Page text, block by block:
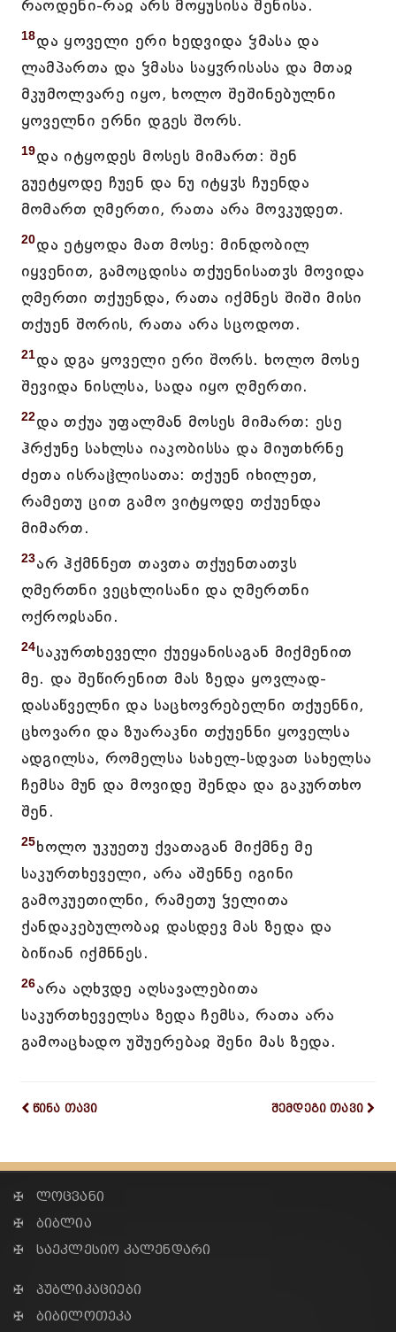
რაოდენი-რაჲ არს მოყუსისა შენისა.
18და ყოველი ერი ხედვიდა ჴმასა და
ლამპართა და ჴმასა საყჳრისასა და მთაჲ
მკუმოლვარე იყო, ხოლო შეშინებულნი
ყოველნი ერნი დგეს შორს.
19და იტყოდეს მოსეს მიმართ: შენ
გუეტყოდე ჩუენ და ნუ იტყჳს ჩუენდა
მომართ ღმერთი, რათა არა მოვკუდეთ.
20და ეტყოდა მათ მოსე: მინდობილ
იყვენით, გამოცდისა თქუენისათჳს მოვიდა
ღმერთი თქუენდა, რათა იქმნეს შიში მისი
თქუენ შორის, რათა არა სცოდოთ.
21და დგა ყოველი ერი შორს. ხოლო მოსე
შევიდა ნისლსა, სადა იყო ღმერთი.
22და თქუა უფალმან მოსეს მიმართ: ესე
ჰრქუნე სახლსა იაკობისსა და მიუთხრნე
ძეთა ისრაჱლისათა: თქუენ იხილეთ,
რამეთუ ცით გამო ვიტყოდე თქუენდა
მიმართ.
23არ ჰქმნნეთ თავთა თქუენთათჳს
ღმერთნი ვეცხლისანი და ღმერთნი
ოქროჲსანი.
24საკურთხეველი ქუეყანისაგან მიქმენით
მე. და შეწირენით მას ზედა ყოვლად-
დასაწველნი და საცხოვრებელნი თქუენნი,
ცხოვარი და ზუარაკნი თქუენნი ყოველსა
ადგილსა, რომელსა სახელ-სდვათ სახელსა
ჩემსა მუნ და მოვიდე შენდა და გაკურთხო
შენ.
25ხოლო უკუეთუ ქვათაგან მიქმნე მე
საკურთხეველი, არა აშენნე იგინი
გამოკუეთილნი, რამეთუ ჴელითა
ქანდაკებულობაჲ დასდევ მას ზედა და
ბიწიან იქმნნეს.
26არა აღხჳდე აღსავალებითა
საკურთხეველსა ზედა ჩემსა, რათა არა
გამოაცხადო უშუერებაჲ შენი მას ზედა.
წინა თავი შემდეგი თავი
✠ ლოცვანი
✠ ბიბლია
✠ საეკლესიო კალენდარი
✠ პუბლიკაციები
✠ ბიბილოთეკა